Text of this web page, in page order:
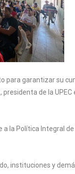
para garantizar su
de la
la Política Integral
instituciones y